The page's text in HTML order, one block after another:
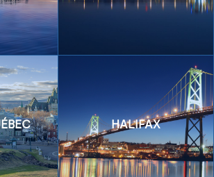
HALIFAX